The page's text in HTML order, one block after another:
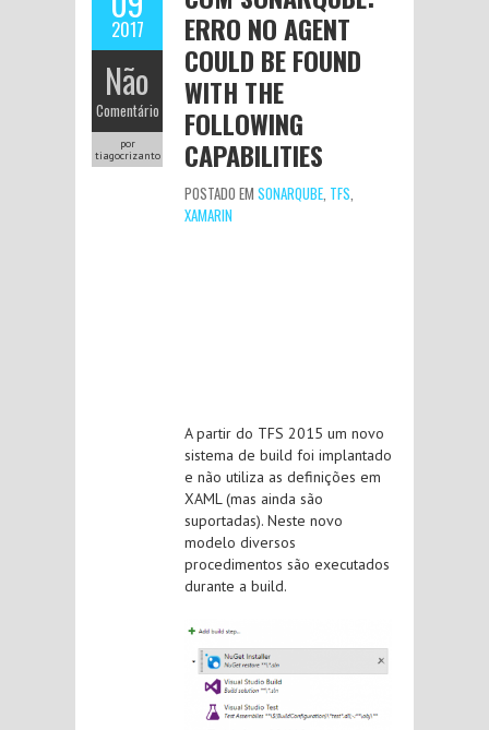
2017
Não
Comentário
por
tiagocrizanto
ERRO NO AGENT
COULD BE FOUND
WITH THE
FOLLOWING
CAPABILITIES
POSTADO EM SONARQUBE, TFS,
XAMARIN
A partir do TFS 2015 um novo
sistema de build foi implantado
e não utiliza as definições em
XAML (mas ainda são
suportadas). Neste novo
modelo diversos
procedimentos são executados
durante a build.